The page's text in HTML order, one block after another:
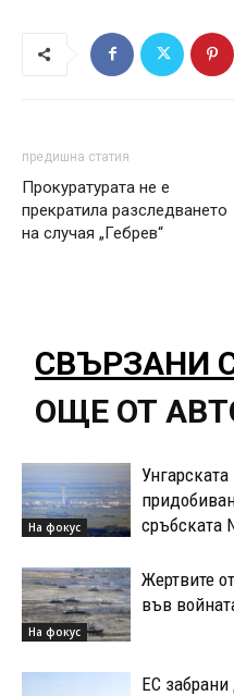
предишна статия
Прокуратурата не е
прекратила разследването
на случая „Гебрев“
СВЪРЗАНИ
ОЩЕ ОТ
На фокус
сръбската
На фокус
Жертвите
във
ЕС забрани